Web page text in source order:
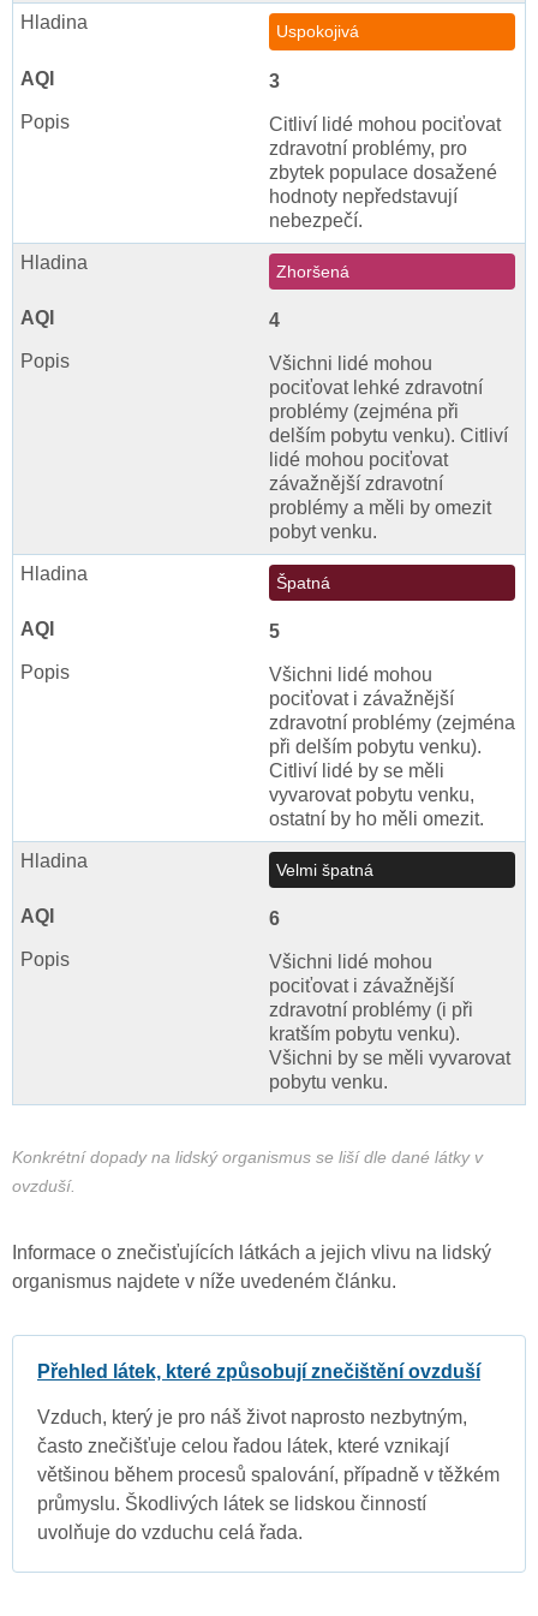
Uspokojivá
3
Citliví lidé mohou pociťovat
zdravotní problémy, pro
zbytek populace dosažené
hodnoty nepředstavují
nebezpečí.
Zhoršená
4
Všichni lidé mohou
pociťovat lehké zdravotní
problémy (zejména při
delším pobytu venku). Citliví
lidé mohou pociťovat
závažnější zdravotní
problémy a měli by omezit
pobyt venku.
Špatná
5
Všichni lidé mohou
pociťovat i závažnější
zdravotní problémy (zejména
při delším pobytu venku).
Citliví lidé by se měli
vyvarovat pobytu venku,
ostatní by ho měli omezit.
Velmi špatná
6
Všichni lidé mohou
pociťovat i závažnější
zdravotní problémy (i při
kratším pobytu venku).
Všichni by se měli vyvarovat
pobytu venku.
Konkrétní dopady na lidský organismus se liší dle dané látky v
ovzduší.
Informace o znečisťujících látkách a jejich vlivu na lidský
organismus najdete v níže uvedeném článku.
Přehled látek, které způsobují znečištění ovzduší
Vzduch, který je pro náš život naprosto nezbytným,
často znečišťuje celou řadou látek, které vznikají
většinou během procesů spalování, případně v těžkém
průmyslu. Škodlivých látek se lidskou činností
uvolňuje do vzduchu celá řada.